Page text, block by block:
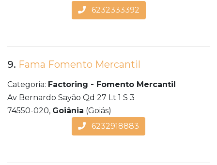
6232333392
9. Fama Fomento Mercantil
Categoria: Factoring - Fomento Mercantil
Av Bernardo Sayão Qd 27 Lt 1 S 3
74550-020, Goiânia (Goiás)
6232918883